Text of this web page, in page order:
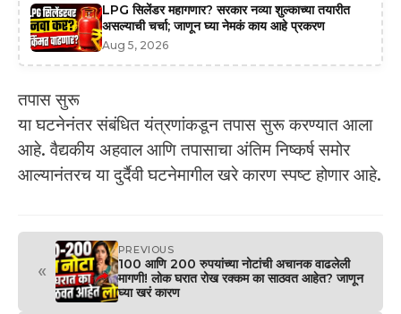
LPG सिलेंडर महागणार? सरकार नव्या शुल्काच्या तयारीत
असल्याची चर्चा; जाणून घ्या नेमकं काय आहे प्रकरण
Aug 5, 2026
तपास सुरू
या घटनेनंतर संबंधित यंत्रणांकडून तपास सुरू करण्यात आला
आहे. वैद्यकीय अहवाल आणि तपासाचा अंतिम निष्कर्ष समोर
आल्यानंतरच या दुर्दैवी घटनेमागील खरे कारण स्पष्ट होणार आहे.
«
PREVIOUS
100 आणि 200 रुपयांच्या नोटांची अचानक वाढलेली
मागणी! लोक घरात रोख रक्कम का साठवत आहेत? जाणून
घ्या खरं कारण